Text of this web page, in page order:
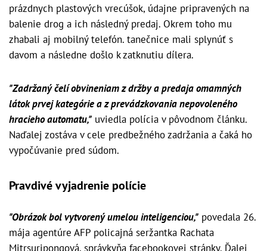
prázdnych plastových vrecúšok, údajne pripravených na
balenie drog a ich následný predaj. Okrem toho mu
zhabali aj mobilný telefón. tanečnice mali splynúť s
davom a následne došlo k zatknutiu dílera.
"Zadržaný čelí obvineniam z držby a predaja omamných
látok prvej kategórie a z prevádzkovania nepovoleného
hracieho automatu," uviedla polícia v pôvodnom článku.
Naďalej zostáva v cele predbežného zadržania a čaká ho
vypočúvanie pred súdom.
Pravdivé vyjadrenie polície
"Obrázok bol vytvorený umelou inteligenciou," povedala 26.
mája agentúre AFP policajná seržantka Rachata
Mitrsuripongová, správkyňa facebookovej stránky. Ďalej